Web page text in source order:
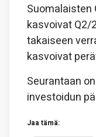
Suomalaisten
kasvoivat Q2/
takaiseen
kasvoivat
Seurantaan
investoidun
Jaa tämä: